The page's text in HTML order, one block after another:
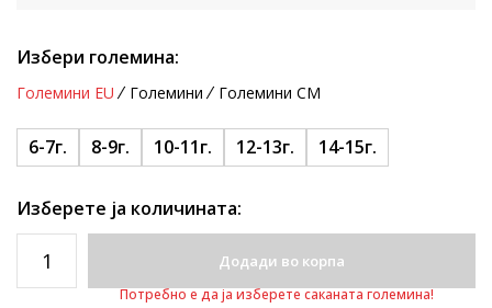
Избери големина:
Големини EU Големини Големини CM
6-7г. 8-9г. 10-11г. 12-13г. 14-15г.
Изберете ја количината:
Додади во корпа
Потребно е да ја изберете саканата големина!